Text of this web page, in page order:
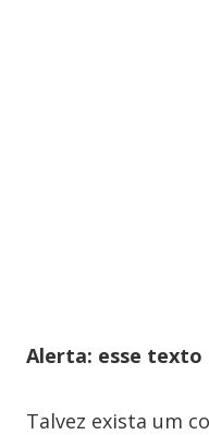
Alerta: esse texto
Talvez exista um